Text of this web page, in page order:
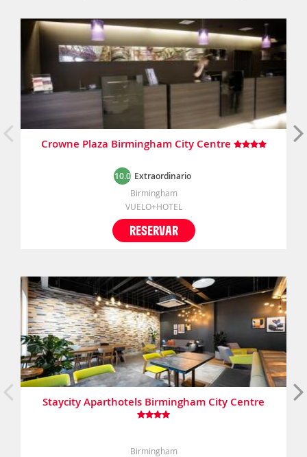
Crowne Plaza Birmingham City Centre
10.0 Extraordinario
Birmingham
VUELO+HOTEL
RESERVAR
Staycity Aparthotels Birmingham City Centre
Birmingham